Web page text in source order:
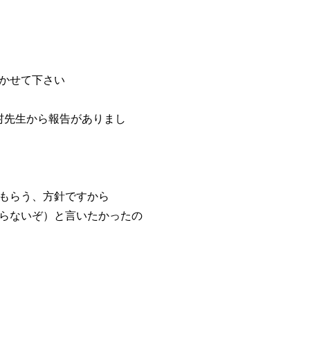
せて下さい
生から報告がありまし
らう、方針ですから
ないぞ）と言いたかったの